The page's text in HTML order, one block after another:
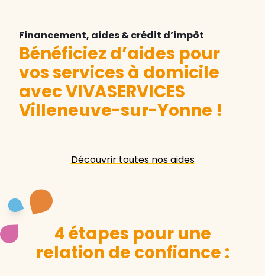
Financement, aides & crédit d’impôt
Bénéficiez d’aides pour
vos services à domicile
avec VIVASERVICES
Villeneuve-sur-Yonne !
Découvrir toutes nos aides
4 étapes pour une
relation de confiance :